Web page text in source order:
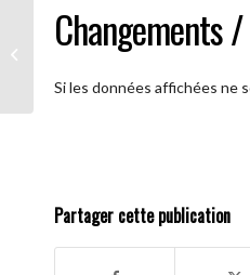
Changements
Si les données affichées ne
Partager cette publication
AA Humilité ( Atelier: “Étapes,